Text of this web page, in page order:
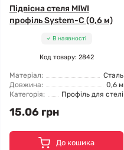
Підвісна стеля MIWI
профіль System-C (0,6 м)
В наявності
Код товару: 2842
Матеріал:
Сталь
Довжина:
0,6 м
Категорія:
Профіль для стелі
15.06 грн
До кошика